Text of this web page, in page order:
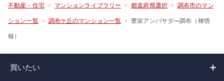
不動産・住宅 マンションライブラリー 都道府県選択 調布市のマン
ション一覧 調布ケ丘のマンション一覧 豊栄アンバサダ―調布（棟情
報）
買いたい